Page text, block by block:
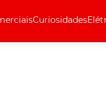
Curiosidades